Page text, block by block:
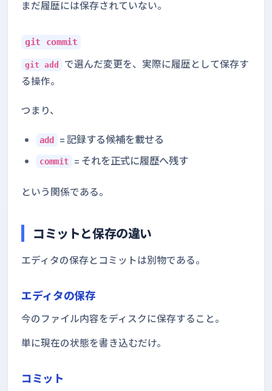
まだ履歴には保存されていない。
git commit
git add
で選んだ変更を、実際に履歴として保存す
る操作。
つまり、
add = 記録する候補を載せる
commit = それを正式に履歴へ残す
という関係である。
コミットと保存の違い
エディタの保存とコミットは別物である。
エディタの保存
今のファイル内容をディスクに保存すること。
単に現在の状態を書き込むだけ。
コミット